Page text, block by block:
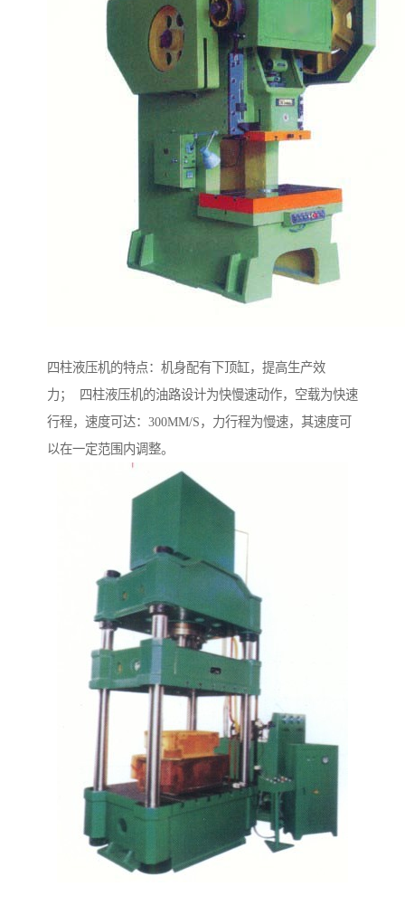
四柱液压机的特点：机身配有下顶缸，提高生产效
力； 四柱液压机的油路设计为快慢速动作，空载为快速
行程，速度可达：300MM/S，力行程为慢速，其速度可
以在一定范围内调整。